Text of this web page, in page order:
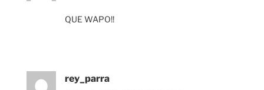
QUE WAPO!!
rey_parra